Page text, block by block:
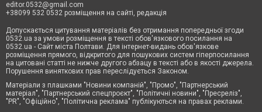
editor.0532@gmail.com
+38099 532 0532 розміщення на сайті, редакція
Допускається цитування матеріалів без отримання попередньої згоди
0532.ua за умови розміщення в тексті обов'язкового посилання на
0532.ua - Сайт міста Полтави. Для інтернет-видань обов'язкове
розміщення прямого, відкритого для пошукових систем гіперпосилання
на цитовані статті не нижче другого абзацу в тексті або в якості джерела.
Порушення виняткових прав переслідується Законом.
Матеріали з плашками "Новини компаній", "Промо", "Партнерський
матеріал", "Партнерський спецпроєкт", "Політичні новини", "Пресреліз",
"PR", "Офіційно", "Політична реклама" публікуються на правах реклами.